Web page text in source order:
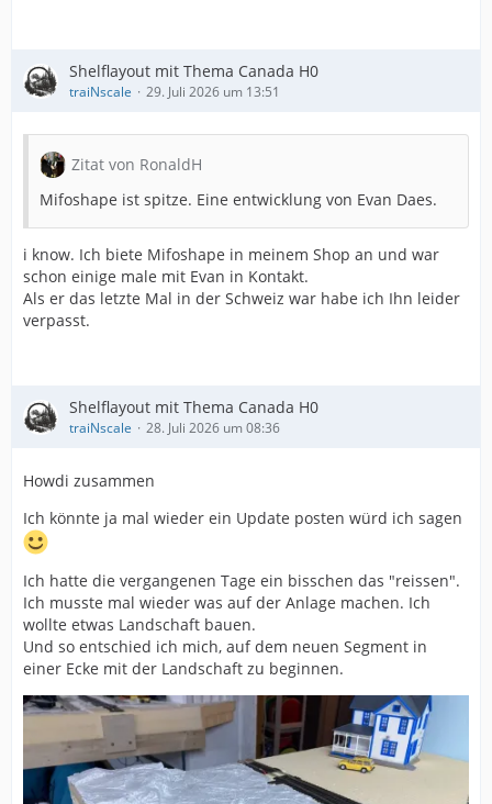
Shelflayout mit Thema Canada H0
traiNscale 29. Juli 2026 um 13:51
Zitat von RonaldH
Mifoshape ist spitze. Eine entwicklung von Evan Daes.
i know. Ich biete Mifoshape in meinem Shop an und war
schon einige male mit Evan in Kontakt.
Als er das letzte Mal in der Schweiz war habe ich Ihn leider
verpasst.
Shelflayout mit Thema Canada H0
traiNscale 28. Juli 2026 um 08:36
Howdi zusammen
Ich könnte ja mal wieder ein Update posten würd ich sagen
Ich hatte die vergangenen Tage ein bisschen das "reissen".
Ich musste mal wieder was auf der Anlage machen. Ich
wollte etwas Landschaft bauen.
Und so entschied ich mich, auf dem neuen Segment in
einer Ecke mit der Landschaft zu beginnen.